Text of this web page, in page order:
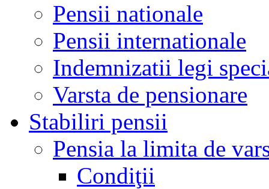
Pensii nationale
Pensii internationale
Indemnizatii legi
Varsta de pensionare
Stabiliri pensii
Pensia la limita de
Condiţii